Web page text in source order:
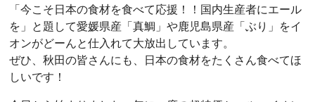
「今こそ日本の食材を食べて応援！！国内生産者にエール
を」と題して愛媛県産「真鯛」や鹿児島県産「ぶり」をイ
オンがどーんと仕入れて大放出しています。
ぜひ、秋田の皆さんにも、日本の食材をたくさん食べてほ
しいです！